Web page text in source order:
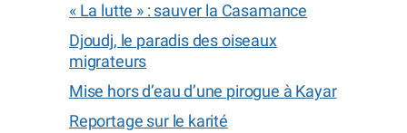
« La lutte » : sauver la Casamance
Djoudj, le paradis des oiseaux
migrateurs
Mise hors d’eau d’une pirogue à Kayar
Reportage sur le karité